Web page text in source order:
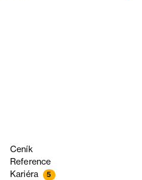
Ceník
Reference
Kariéra 5